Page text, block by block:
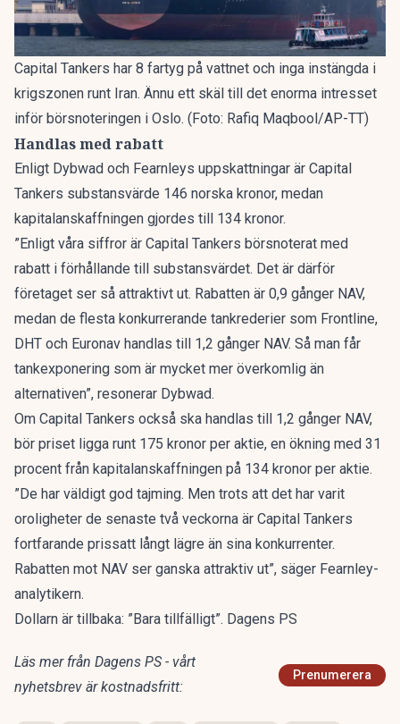
Capital Tankers har 8 fartyg på vattnet och inga instängda i
krigszonen runt Iran. Ännu ett skäl till det enorma intresset
inför börsnoteringen i Oslo. (Foto: Rafiq Maqbool/AP-TT)
Handlas med rabatt
Enligt Dybwad och Fearnleys uppskattningar är Capital
Tankers substansvärde 146 norska kronor, medan
kapitalanskaffningen gjordes till 134 kronor.
”Enligt våra siffror är Capital Tankers börsnoterat med
rabatt i förhållande till substansvärdet. Det är därför
företaget ser så attraktivt ut. Rabatten är 0,9 gånger NAV,
medan de flesta konkurrerande tankrederier som Frontline,
DHT och Euronav handlas till 1,2 gånger NAV. Så man får
tankexponering som är mycket mer överkomlig än
alternativen”, resonerar Dybwad.
Om Capital Tankers också ska handlas till 1,2 gånger NAV,
bör priset ligga runt 175 kronor per aktie, en ökning med 31
procent från kapitalanskaffningen på 134 kronor per aktie.
”De har väldigt god tajming. Men trots att det har varit
oroligheter de senaste två veckorna är Capital Tankers
fortfarande prissatt långt lägre än sina konkurrenter.
Rabatten mot NAV ser ganska attraktiv ut”, säger Fearnley-
analytikern.
Dollarn är tillbaka: ”Bara tillfälligt”. Dagens PS
Läs mer från Dagens PS - vårt
nyhetsbrev är kostnadsfritt:
Prenumerera